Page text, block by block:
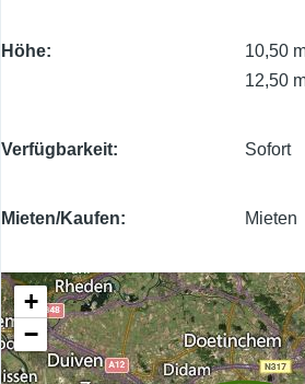
Höhe
10,50
12,50
Verfügbarkeit Sofort
Mieten/Kaufen Mieten
+
−